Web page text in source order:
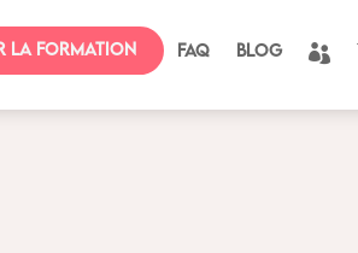
la formation FAQ BLOG 